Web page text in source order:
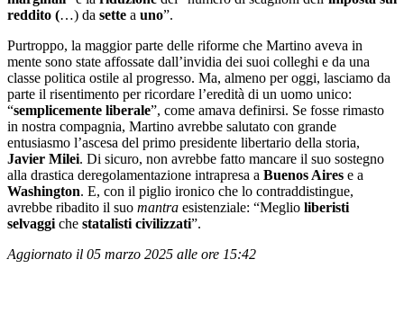
reddito (…) da sette a uno”.
Purtroppo, la maggior parte delle riforme che Martino aveva in
mente sono state affossate dall’invidia dei suoi colleghi e da una
classe politica ostile al progresso. Ma, almeno per oggi, lasciamo da
parte il risentimento per ricordare l’eredità di un uomo unico:
“semplicemente liberale”, come amava definirsi. Se fosse rimasto
in nostra compagnia, Martino avrebbe salutato con grande
entusiasmo l’ascesa del primo presidente libertario della storia,
Javier Milei. Di sicuro, non avrebbe fatto mancare il suo sostegno
alla drastica deregolamentazione intrapresa a Buenos Aires e a
Washington. E, con il piglio ironico che lo contraddistingue,
avrebbe ribadito il suo mantra esistenziale: “Meglio liberisti
selvaggi che statalisti civilizzati”.
Aggiornato il 05 marzo 2025 alle ore 15:42